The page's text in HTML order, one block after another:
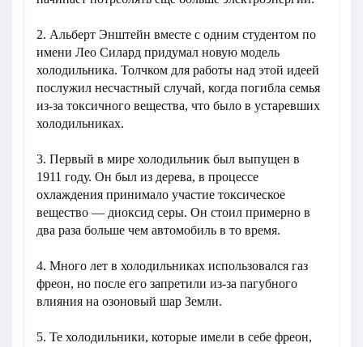
2. Альберт Энштейн вместе с одним студентом по
имени Лео Силард придумал новую модель
холодильника. Толчком для работы над этой идеей
послужил несчастный случай, когда погибла семья
из-за токсичного вещества, что было в устаревших
холодильниках.
3. Первый в мире холодильник был выпущен в
1911 году. Он был из дерева, в процессе
охлаждения принимало участие токсическое
вещество — диоксид серы. Он стоил примерно в
два раза больше чем автомобиль в то время.
4. Много лет в холодильниках использовался газ
фреон, но после его запретили из-за пагубного
влияния на озоновый шар Земли.
5. Те холодильники, которые имели в себе фреон,